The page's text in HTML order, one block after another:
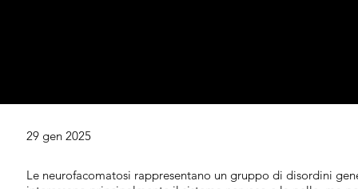
29 gen 2025
Le neurofacomatosi rappresentano un gruppo di disordini